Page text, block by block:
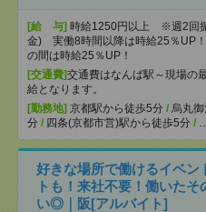
[給 与] 時給1250円以上 ※週2回
金) 実働8時間以降は時給25％UP
の間は時給25％UP！
[交通費]交通費はなんば駅～現場の
給となります。
[勤務地] 京都駅から徒歩5分 / 烏丸
分 / 四条(京都市営)駅から徒歩5分 /
好きな場所で働けるイベ
トも！来社不要！働いた
い◎｜阪[アルバイト]